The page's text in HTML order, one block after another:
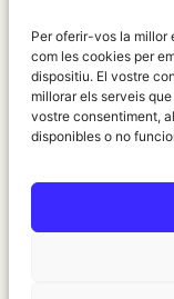
Per oferir-vos la
com les cookies per
dispositiu. El vostre
millorar els serveis
vostre consentiment,
disponibles o no
Política
Societat
Tendències
elRidaura.com